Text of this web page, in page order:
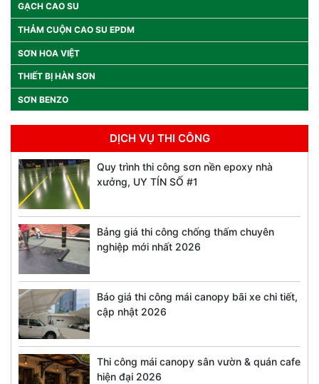
GẠCH CAO SU
THẢM CUỘN CAO SU EPDM
SƠN HOA VIỆT
THIẾT BỊ HÀN SƠN
SƠN BENZO
DỊCH VỤ THI CÔNG
Quy trình thi công sơn nền epoxy nhà
xưởng, UY TÍN SỐ #1
Bảng giá thi công chống thấm chuyên
nghiệp mới nhất 2026
Báo giá thi công mái canopy bãi xe chi tiết,
cập nhật 2026
Thi công mái canopy sân vườn & quán cafe
hiện đại 2026